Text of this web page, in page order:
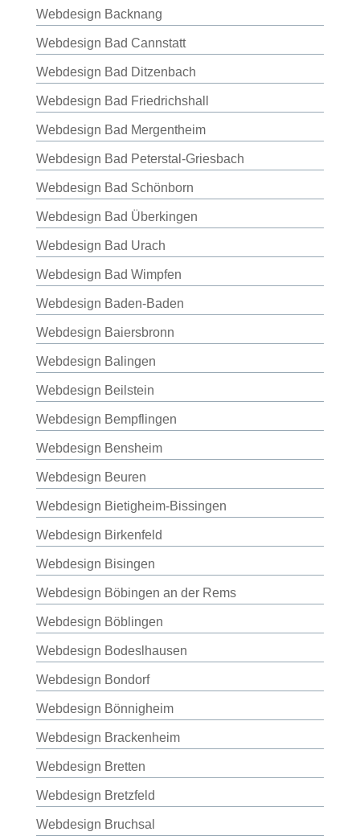
Webdesign Backnang
Webdesign Bad Cannstatt
Webdesign Bad Ditzenbach
Webdesign Bad Friedrichshall
Webdesign Bad Mergentheim
Webdesign Bad Peterstal-Griesbach
Webdesign Bad Schönborn
Webdesign Bad Überkingen
Webdesign Bad Urach
Webdesign Bad Wimpfen
Webdesign Baden-Baden
Webdesign Baiersbronn
Webdesign Balingen
Webdesign Beilstein
Webdesign Bempflingen
Webdesign Bensheim
Webdesign Beuren
Webdesign Bietigheim-Bissingen
Webdesign Birkenfeld
Webdesign Bisingen
Webdesign Böbingen an der Rems
Webdesign Böblingen
Webdesign Bodeslhausen
Webdesign Bondorf
Webdesign Bönnigheim
Webdesign Brackenheim
Webdesign Bretten
Webdesign Bretzfeld
Webdesign Bruchsal